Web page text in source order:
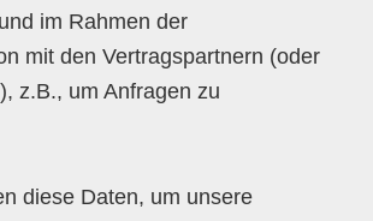
im Rahmen der
mit den Vertragspartnern (oder
z.B., um Anfragen zu
diese Daten, um unsere